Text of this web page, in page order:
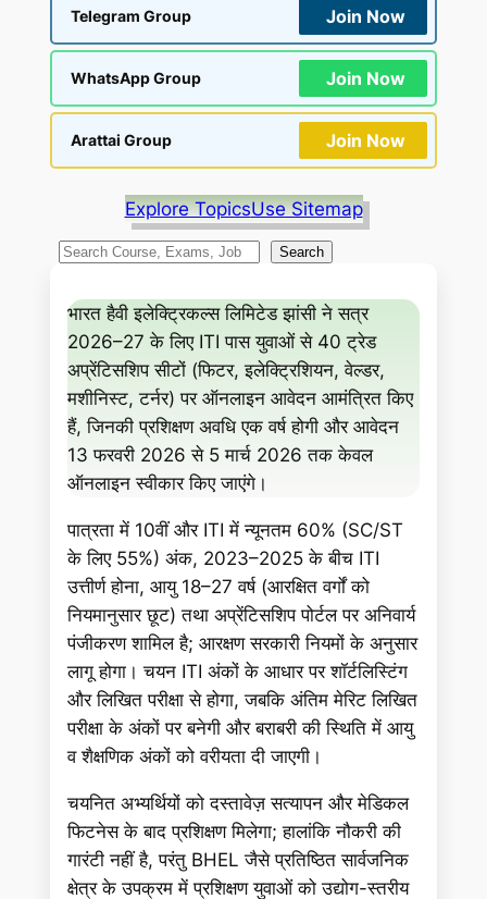
Telegram Group Join Now
WhatsApp Group Join Now
Arattai Group Join Now
Explore TopicsUse Sitemap
S
a
c
h
Search
भारत हैवी इलेक्ट्रिकल्स लिमिटेड झांसी ने सत्र
2026–27 के लिए ITI पास युवाओं से 40 ट्रेड
अप्रेंटिसशिप सीटों (फिटर, इलेक्ट्रिशियन, वेल्डर,
मशीनिस्ट, टर्नर) पर ऑनलाइन आवेदन आमंत्रित किए
हैं, जिनकी प्रशिक्षण अवधि एक वर्ष होगी और आवेदन
13 फरवरी 2026 से 5 मार्च 2026 तक केवल
ऑनलाइन स्वीकार किए जाएंगे।
पात्रता में 10वीं और ITI में न्यूनतम 60% (SC/ST
के लिए 55%) अंक, 2023–2025 के बीच ITI
उत्तीर्ण होना, आयु 18–27 वर्ष (आरक्षित वर्गों को
नियमानुसार छूट) तथा अप्रेंटिसशिप पोर्टल पर अनिवार्य
पंजीकरण शामिल है; आरक्षण सरकारी नियमों के अनुसार
लागू होगा। चयन ITI अंकों के आधार पर शॉर्टलिस्टिंग
और लिखित परीक्षा से होगा, जबकि अंतिम मेरिट लिखित
परीक्षा के अंकों पर बनेगी और बराबरी की स्थिति में आयु
व शैक्षणिक अंकों को वरीयता दी जाएगी।
चयनित अभ्यर्थियों को दस्तावेज़ सत्यापन और मेडिकल
फिटनेस के बाद प्रशिक्षण मिलेगा; हालांकि नौकरी की
गारंटी नहीं है, परंतु BHEL जैसे प्रतिष्ठित सार्वजनिक
क्षेत्र के उपक्रम में प्रशिक्षण युवाओं को उद्योग-स्तरीय